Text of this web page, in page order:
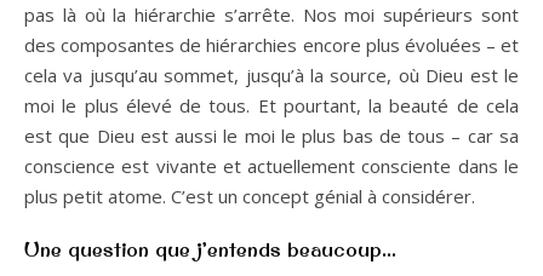
pas là où la hiérarchie s’arrête. Nos moi supérieurs sont
des composantes de hiérarchies encore plus évoluées – et
cela va jusqu’au sommet, jusqu’à la source, où Dieu est le
moi le plus élevé de tous. Et pourtant, la beauté de cela
est que Dieu est aussi le moi le plus bas de tous – car sa
conscience est vivante et actuellement consciente dans le
plus petit atome. C’est un concept génial à considérer.
Une question que j’entends beaucoup…